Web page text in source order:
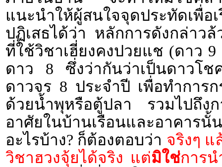
แนะนำให้ผู้สนใจจุดประทัดเ
ปฏิเสธได้ว่า หลักการดังกล่าว
ที่ใช้วิชาเฮี่ยงคงปวยแช (ดาว
ดาว 8 ซึ่งว่ากันว่าเป็นดาวโช
ดาวจร 8 ประจำปี เพื่อทำการ
ด้วยน้ำพุหรือตู้ปลา รวมไปถึง
อาศัยในบ้านเรือนและอาคา
อะไรบ้าง? ก็ต้องตอบว่า จริงๆ แ
วิชาฮวงจุ้ยได้จริง แต่มิใช่การ